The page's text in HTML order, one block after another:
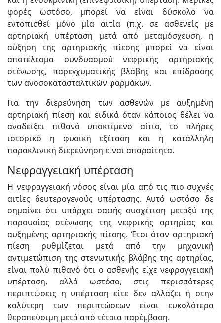
φορές ωστόσο, μπορεί να είναι δύσκολο να
εντοπισθεί μόνο μία αιτία (π.χ. σε ασθενείς με
αρτηριακή υπέρταση μετά από μεταμόσχευση, η
αύξηση της αρτηριακής πίεσης μπορεί να είναι
αποτέλεσμα συνδυασμού νεφρικής αρτηριακής
στένωσης, παρεγχυματικής βλάβης και επίδρασης
των ανοσοκατασταλτικών φαρμάκων.
Για την διερεύνηση των ασθενών με αυξημένη
αρτηριακή πίεση και ειδικά όταν κάποιος θέλει να
αναδείξει πιθανό υποκείμενο αίτιο, το πλήρες
ιστορικό η φυσική εξέταση και η κατάλληλη
παρακλινική διερεύνηση είναι απαραίτητα.
Νεφραγγειακή υπέρταση
Η νεφραγγειακή νόσος είναι μία από τις πιο συχνές
αιτίες δευτερογενούς υπέρτασης. Αυτό ωστόσο δε
σημαίνει ότι υπάρχει σαφής συσχέτιση μεταξύ της
παρουσίας στένωσης της νεφρικής αρτηρίας και
αυξημένης αρτηριακής πίεσης. Έτσι όταν αρτηριακή
πίεση ρυθμίζεται μετά από την μηχανική
αντιμετώπιση της στενωτικής βλάβης της αρτηρίας,
είναι πολύ πιθανό ότι ο ασθενής είχε νεφραγγειακή
υπέρταση, αλλά ωστόσο, στις περισσότερες
περιπτώσεις η υπέρταση είτε δεν αλλάζει ή στην
καλύτερη των περιπτώσεων είναι ευκολότερα
θεραπεύσιμη μετά από τέτοια παρέμβαση.